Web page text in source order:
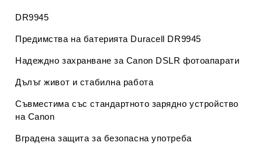
DR9945
Предимства на батерията Duracell DR9945
Надеждно захранване за Canon DSLR фотоапарати
Дълъг живот и стабилна работа
Съвместима със стандартното зарядно устройство
на Canon
Вградена защита за безопасна употреба